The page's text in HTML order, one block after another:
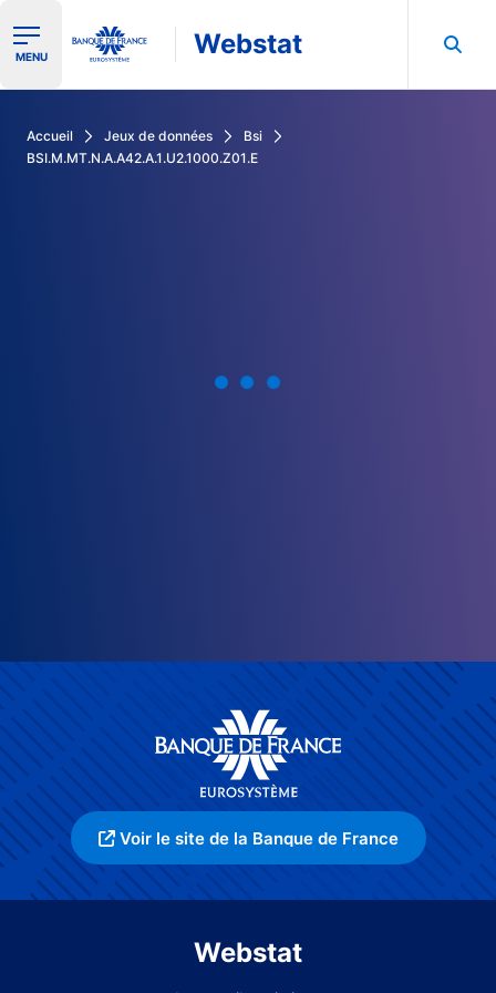
Ouvrir le menu de navigation
MENU Webstat
Accueil Jeux de données
Bsi
BSI.M.MT.N.A.A42.A.1.U2.1000.Z01.E
Voir le site de la Banque de France
Webstat